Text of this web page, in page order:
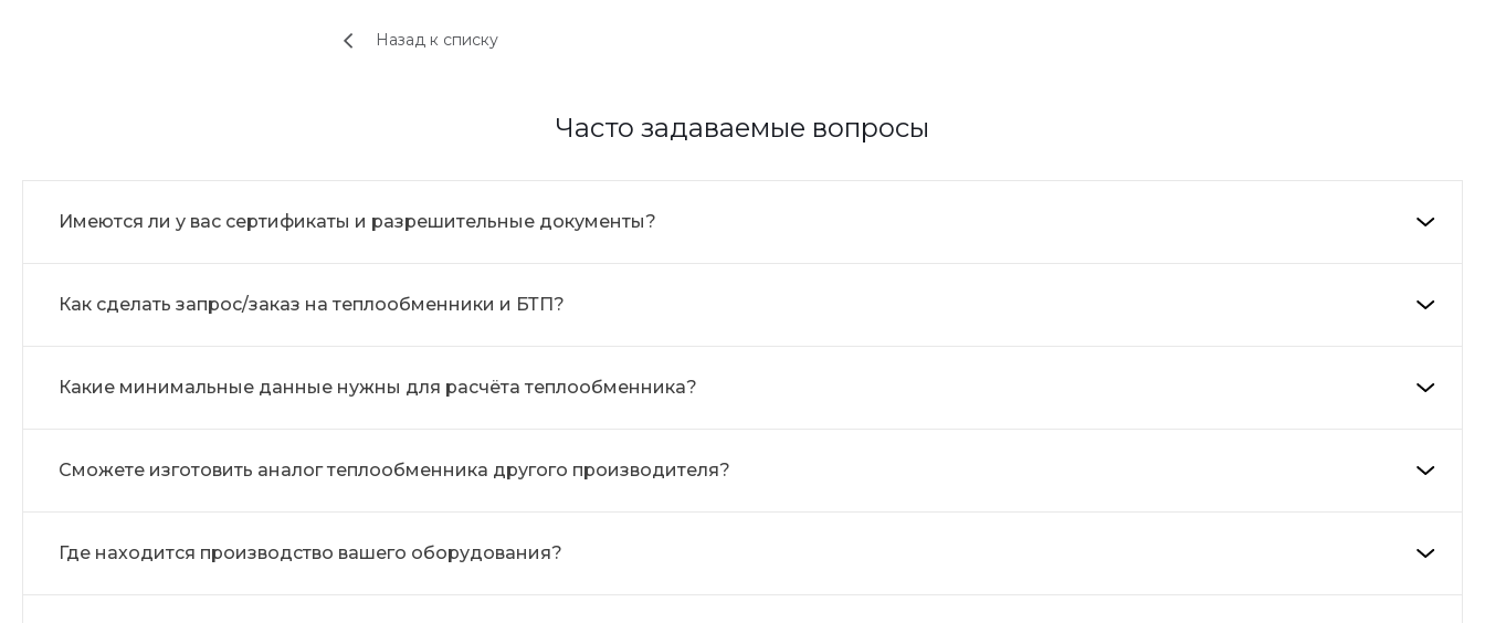
Назад к списку
Часто задаваемые вопросы
Имеются ли у вас сертификаты и разрешительные документы?
Как сделать запрос/заказ на теплообменники и БТП?
Какие минимальные данные нужны для расчёта теплообменника?
Сможете изготовить аналог теплообменника другого производителя?
Где находится производство вашего оборудования?